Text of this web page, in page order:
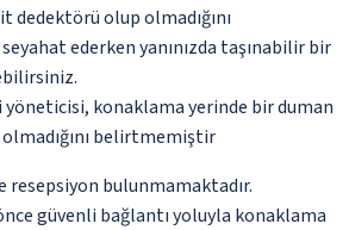
dedektörü olup olmadığını
ederken yanınızda taşınabilir bir
konaklama yerinde bir duman
belirtmemiştir
resepsiyon bulunmamaktadır.
güvenli bağlantı yoluyla konaklama